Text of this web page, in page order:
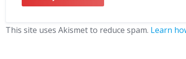
This site uses Akismet to reduce spam. Learn